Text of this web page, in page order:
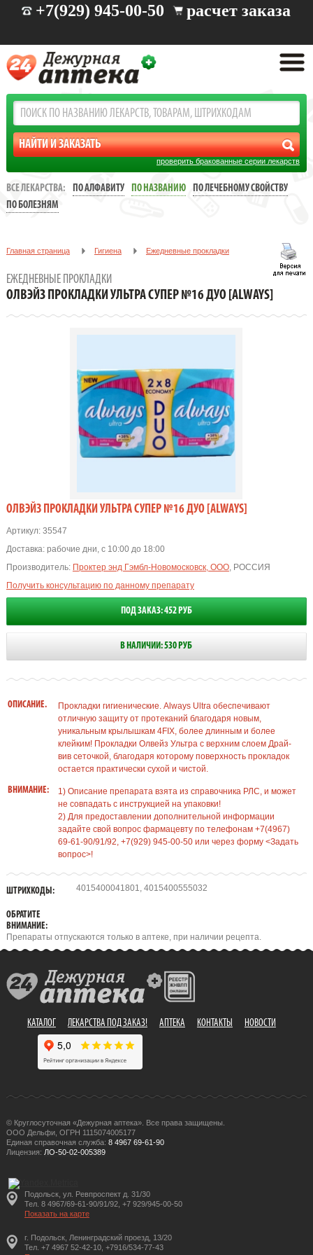
+7(929) 945-00-50 расчет заказа
проверить бракованные серии лекарств
ВСЕ ЛЕКАРСТВА: ПО АЛФАВИТУ ПО НАЗВАНИЮ
ПО ЛЕЧЕБНОМУ СВОЙСТВУ
ПО БОЛЕЗНЯМ
Главная страница Гигиена Ежедневные прокладки
ЕЖЕДНЕВНЫЕ ПРОКЛАДКИ
ОЛВЭЙЗ ПРОКЛАДКИ УЛЬТРА СУПЕР №16 ДУО [ALWAYS]
ОЛВЭЙЗ ПРОКЛАДКИ УЛЬТРА СУПЕР №16 ДУО [ALWAYS]
Артикул:35547
Доставка: рабочие дни, с 10:00 до 18:00
Производитель: Проктер энд Гэмбл-Новомосковск, ООО, РОССИЯ
Получить консультацию по данному препарату
ПОД ЗАКАЗ: 452 РУБ
В НАЛИЧИИ: 530 РУБ
ОПИСАНИЕ.
Прокладки гигиенические. Always Ultra обеспечивают
отличную защиту от протеканий благодаря новым,
уникальным крылышкам 4FIX, более длинным и более
клейким! Прокладки Олвейз Ультра с верхним слоем Драй-
вив сеточкой, благодаря которому поверхность прокладок
остается практически сухой и чистой.
ВНИМАНИЕ:
1) Описание препарата взята из справочника РЛС, и может
не совпадать с инструкцией на упаковки!
2) Для предоставлении дополнительной информации
задайте свой вопрос фармацевту по телефонам +7(4967)
69-61-90/91/92, +7(929) 945-00-50 или через форму <Задать
вопрос>!
ШТРИХКОДЫ: 4015400041801, 4015400555032
ОБРАТИТЕ
ВНИМАНИЕ:
Препараты отпускаются только в аптеке, при наличии рецепта.
КАТАЛОГ ЛЕКАРСТВА ПОД ЗАКАЗ! АПТЕКА КОНТАКТЫ НОВОСТИ
© Круглосуточная «Дежурная аптека». Все права защищены.
ООО Дельфи, ОГРН 1115074005177
Единая справочная служба: 8 4967 69-61-90
Лицензия: ЛО-50-02-005389
Подольск, ул. Ревпроспект д. 31/30
Тел. 8 4967/69-61-90/91/92, +7 929/945-00-50
Показать на карте
г. Подольск, Ленинградский проезд, 13/20
Тел. +7 4967 52-42-10, +7916/534-77-43